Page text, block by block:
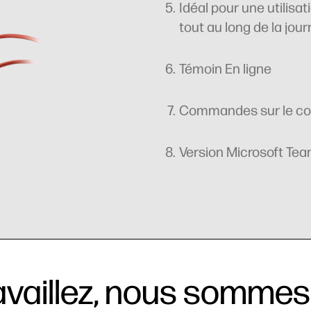
Idéal pour une
tout au long de la
Témoin En ligne
Commandes sur le
Version Microsoft
nous